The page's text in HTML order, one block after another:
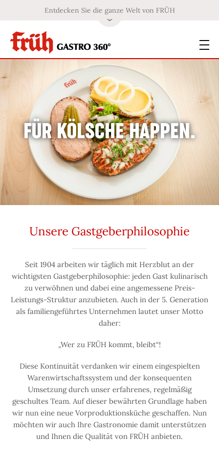
Entdecken Sie die ganze Welt von FRÜH
FÜR KÖLSCHE HAPPEN.
Unsere Gastgeberphilosophie
Seit 1904 arbeiten wir täglich mit Herzblut an der
wichtigsten Gastgeberphilosophie: jeden Gast kulinarisch
zu verwöhnen und dabei eine angemessene Preis-
Leistungs-Struktur anzubieten. Auch in der 5. Generation
als familiengeführtes Unternehmen lautet unser Motto
daher:
„Wer zu FRÜH kommt, bleibt“!
Diese Kontinuität verdanken wir einem eingespielten
Warenwirtschaftssystem und der konsequenten
Umsetzung durch unser erfahrenes, regelmäßig
geschultes Team. Auf dieser bewährten Grundlage haben
wir nun eine neue Vorproduktionsküche geschaffen. Nun
möchten wir auch Ihre Gastronomie damit unterstützen
und Ihnen die Qualität von FRÜH anbieten.